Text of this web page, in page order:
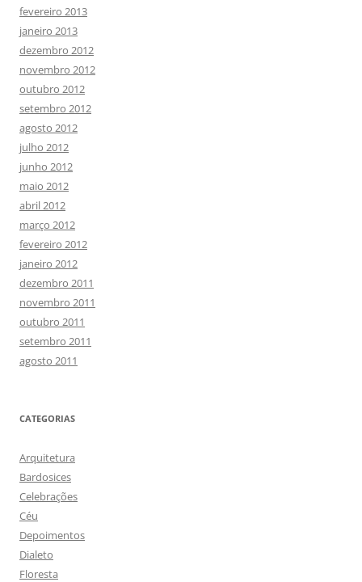
fevereiro 2013
janeiro 2013
dezembro 2012
novembro 2012
outubro 2012
setembro 2012
agosto 2012
julho 2012
junho 2012
maio 2012
abril 2012
março 2012
fevereiro 2012
janeiro 2012
dezembro 2011
novembro 2011
outubro 2011
setembro 2011
agosto 2011
CATEGORIAS
Arquitetura
Bardosices
Celebrações
Céu
Depoimentos
Dialeto
Floresta